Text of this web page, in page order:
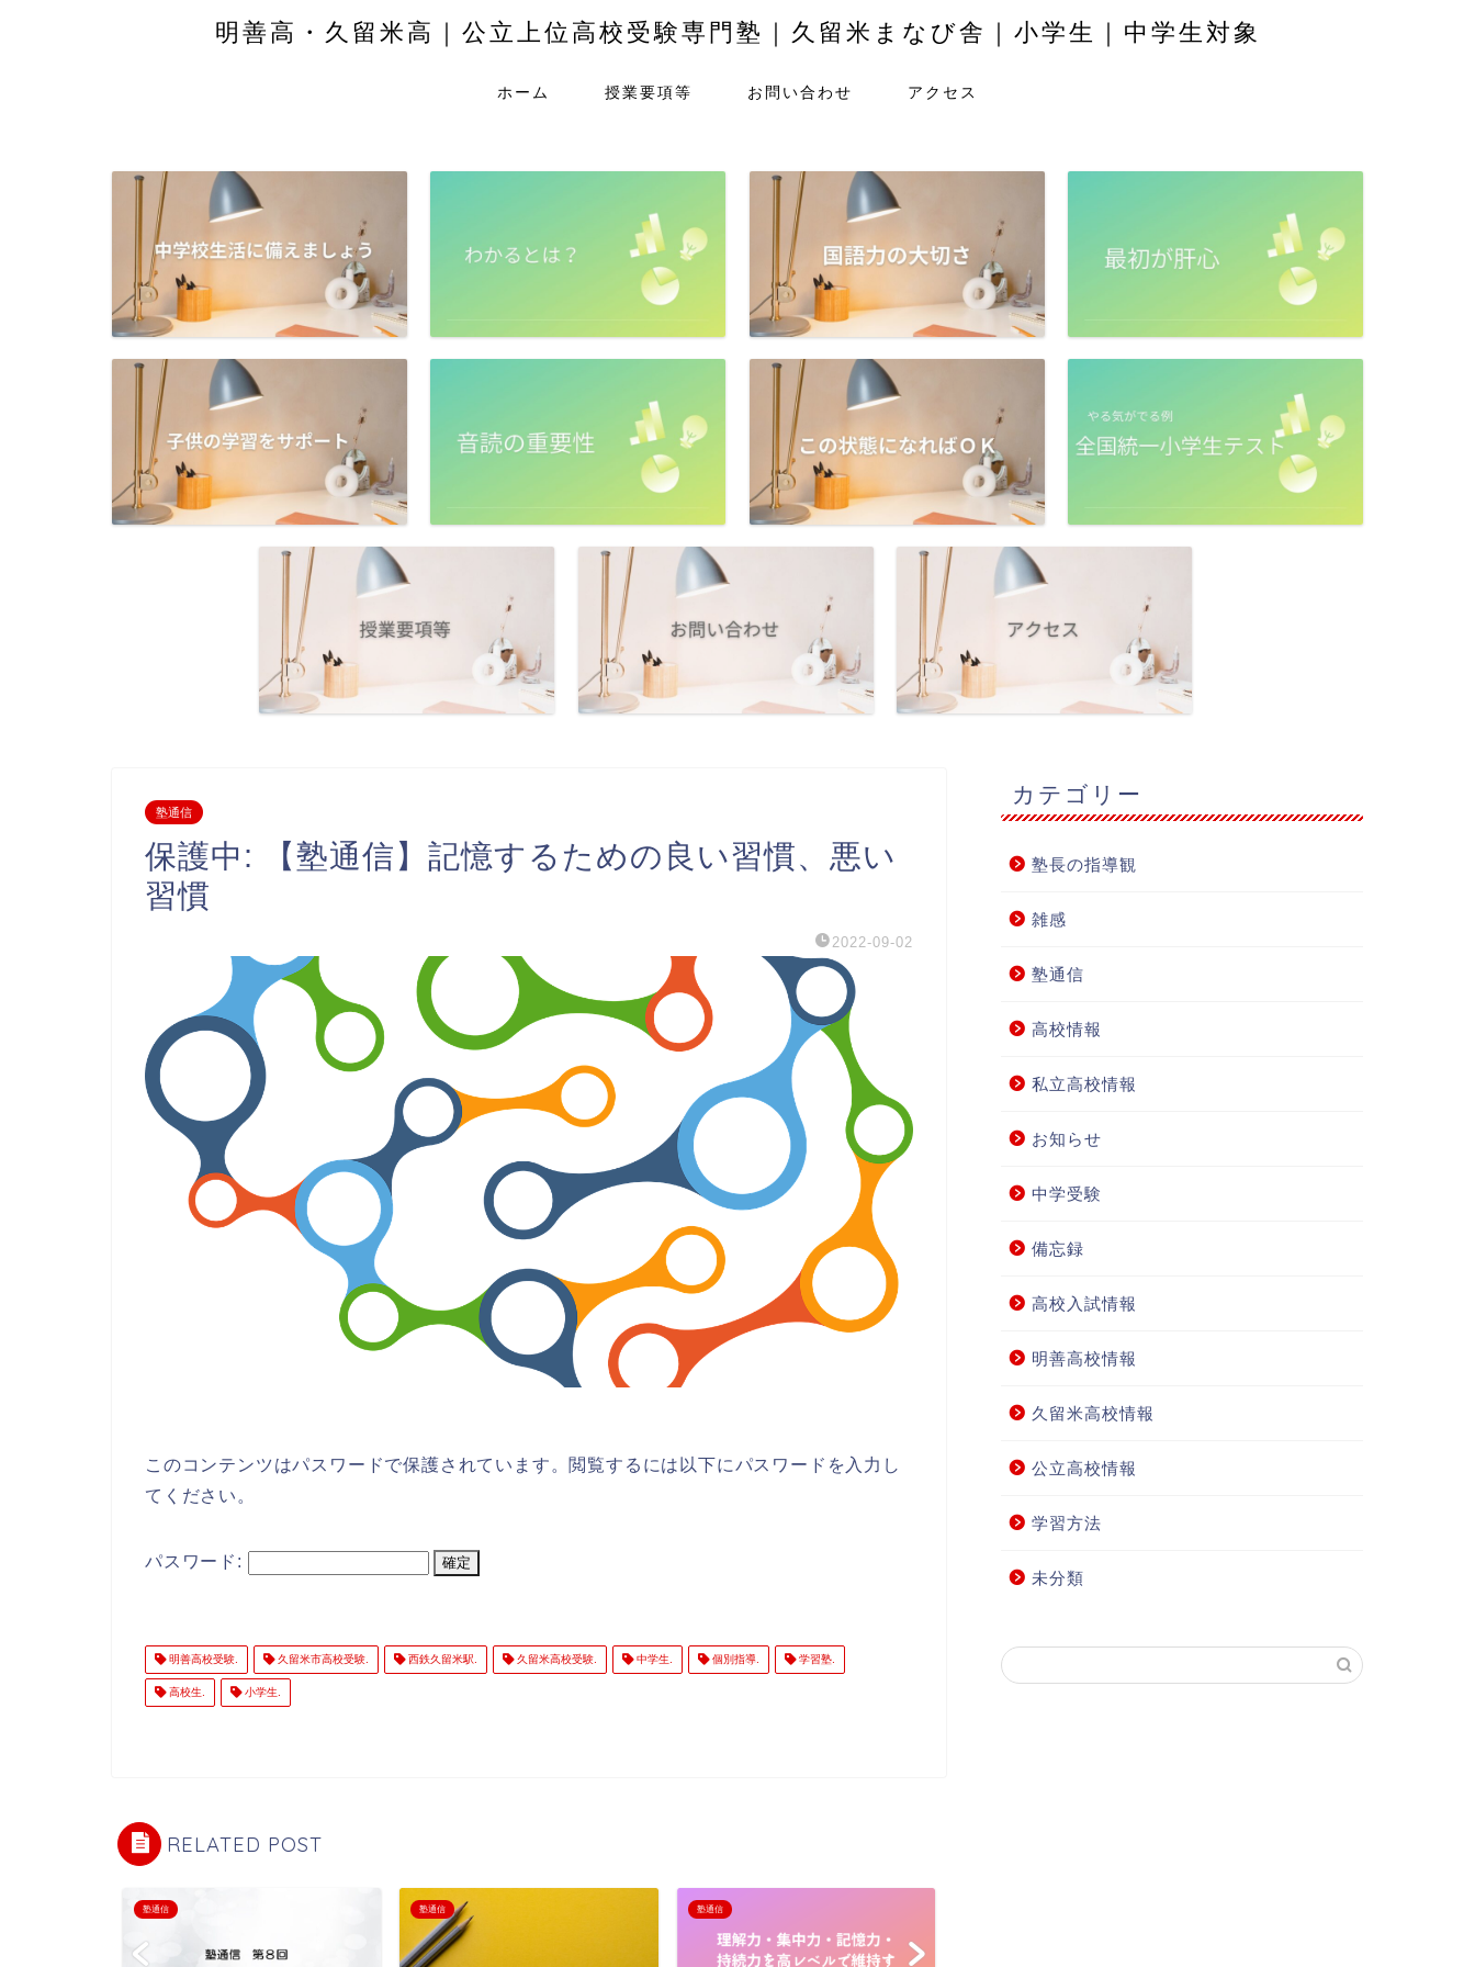
明善高・久留米高｜公立上位高校受験専門塾｜久留米まなび舎｜小学生｜中学生対象
ホーム 授業要項等 お問い合わせ アクセス
塾通信
保護中: 【塾通信】記憶するための良い習慣、悪い
習慣
2022-09-02
このコンテンツはパスワードで保護されています。閲覧するには以下にパスワードを入力し
てください。
パスワード:
明善高校受験. 久留米市高校受験. 西鉄久留米駅. 久留米高校受験. 中学生. 個別指導. 学習塾.
高校生. 小学生.
RELATED POST
塾通信 塾通信 塾通信
カテゴリー
塾長の指導観
雑感
塾通信
高校情報
私立高校情報
お知らせ
中学受験
備忘録
高校入試情報
明善高校情報
久留米高校情報
公立高校情報
学習方法
未分類